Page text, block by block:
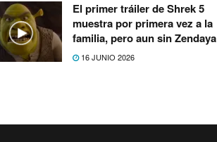
El primer tráiler de Shrek 5
muestra por primera vez a la
familia, pero aun sin Zendaya
16 JUNIO 2026